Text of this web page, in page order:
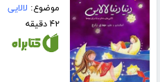
موضوع: لالایی
۴۲ دقیقه